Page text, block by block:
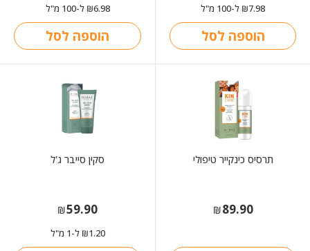
₪7.98 ל-100 מ"ל
הוספה לסל
₪6.98 ל-100 מ"ל
הוספה לסל
תרסיס כינקייר טיפולי
₪89.90
סקין סייבר ג'ל
₪59.90
₪1.20 ל-1 מ"ל